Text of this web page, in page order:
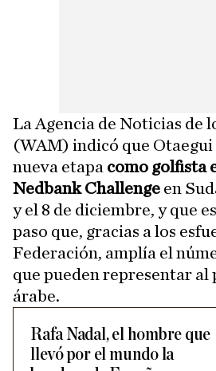
La Agencia de Noticias de
(WAM) indicó que Otaegui
nueva etapa como golfista
Nedbank Challenge en
y el 8 de diciembre, y que
paso que, gracias a los
Federación, amplía el
que pueden representar al
árabe.
Rafa Nadal, el hombre que
llevó por el mundo la